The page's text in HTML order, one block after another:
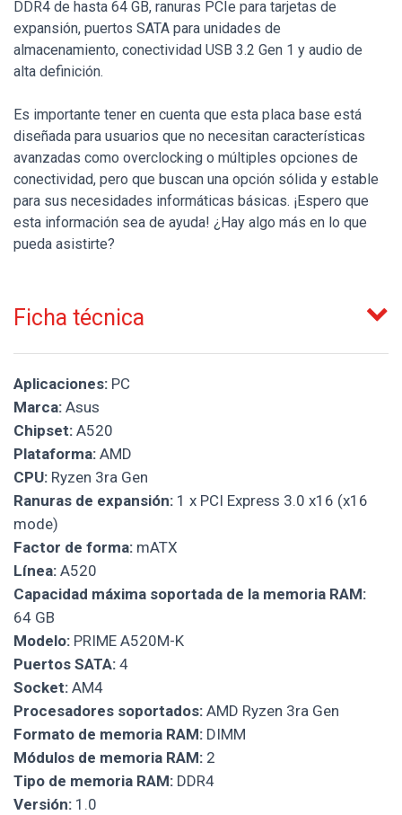
DDR4 de hasta 64 GB, ranuras PCIe para tarjetas de
expansión, puertos SATA para unidades de
almacenamiento, conectividad USB 3.2 Gen 1 y audio de
alta definición.
Es importante tener en cuenta que esta placa base está
diseñada para usuarios que no necesitan características
avanzadas como overclocking o múltiples opciones de
conectividad, pero que buscan una opción sólida y estable
para sus necesidades informáticas básicas. ¡Espero que
esta información sea de ayuda! ¿Hay algo más en lo que
pueda asistirte?
Ficha técnica
Aplicaciones: PC
Marca: Asus
Chipset: A520
Plataforma: AMD
CPU: Ryzen 3ra Gen
Ranuras de expansión: 1 x PCI Express 3.0 x16 (x16
mode)
Factor de forma: mATX
Línea: A520
Capacidad máxima soportada de la memoria RAM:
64 GB
Modelo: PRIME A520M-K
Puertos SATA: 4
Socket: AM4
Procesadores soportados: AMD Ryzen 3ra Gen
Formato de memoria RAM: DIMM
Módulos de memoria RAM: 2
Tipo de memoria RAM: DDR4
Versión: 1.0